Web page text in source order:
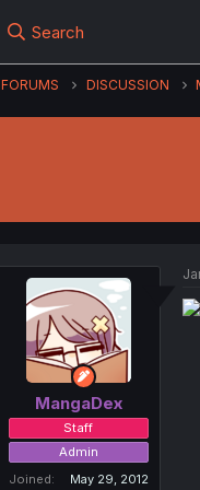
Search
FORUMS DISCUSSION
MangaDex
Staff
Admin
Joined
May 29, 2012